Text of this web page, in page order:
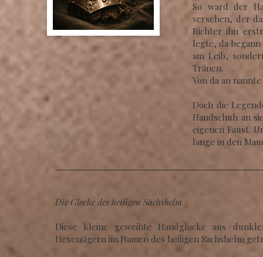
So ward der
versehen, der
Richter ihn
legte, da
am Leib,
Tränen.
Von da an
Doch die
Handschuh an
eigenen Faust.
lange in den
Die Glocke des heiligen Sachshelm
Diese kleine geweihte Handglocke aus
Hexenjägern im Namen des heiligen Sachshelm